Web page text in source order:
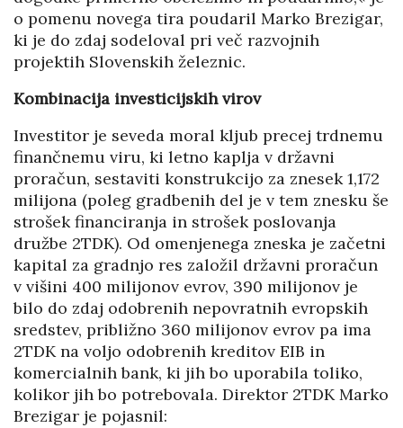
o pomenu novega tira poudaril Marko Brezigar,
ki je do zdaj sodeloval pri več razvojnih
projektih Slovenskih železnic.
Kombinacija investicijskih virov
Investitor je seveda moral kljub precej trdnemu
finančnemu viru, ki letno kaplja v državni
proračun, sestaviti konstrukcijo za znesek 1,172
milijona (poleg gradbenih del je v tem znesku še
strošek financiranja in strošek poslovanja
družbe 2TDK). Od omenjenega zneska je začetni
kapital za gradnjo res založil državni proračun
v višini 400 milijonov evrov, 390 milijonov je
bilo do zdaj odobrenih nepovratnih evropskih
sredstev, približno 360 milijonov evrov pa ima
2TDK na voljo odobrenih kreditov EIB in
komercialnih bank, ki jih bo uporabila toliko,
kolikor jih bo potrebovala. Direktor 2TDK Marko
Brezigar je pojasnil: